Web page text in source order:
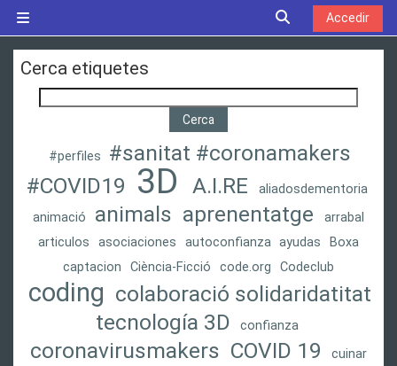
Commuta
Accedir
Cerca etiquetes
Cerca etiquetes
#perfiles
#sanitat #coronamakers
#COVID19 3D A.I.RE
aliadosdementoria
animació
animals aprenentatge
arrabal
articulos
asociaciones autoconfianza ayudas
Boxa
captacion
Ciència-Ficció code.org Codeclub
coding colaboració solidaridatitat
tecnología 3D
confianza
coronavirusmakers COVID 19
cuinar